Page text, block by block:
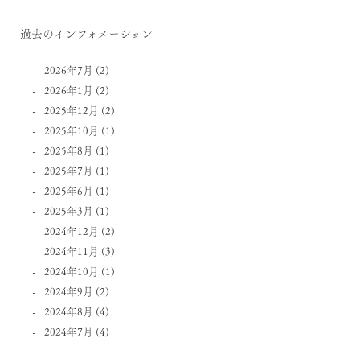
過去のインフォメーション
2026年7月 (2)
2026年1月 (2)
2025年12月 (2)
2025年10月 (1)
2025年8月 (1)
2025年7月 (1)
2025年6月 (1)
2025年3月 (1)
2024年12月 (2)
2024年11月 (3)
2024年10月 (1)
2024年9月 (2)
2024年8月 (4)
2024年7月 (4)